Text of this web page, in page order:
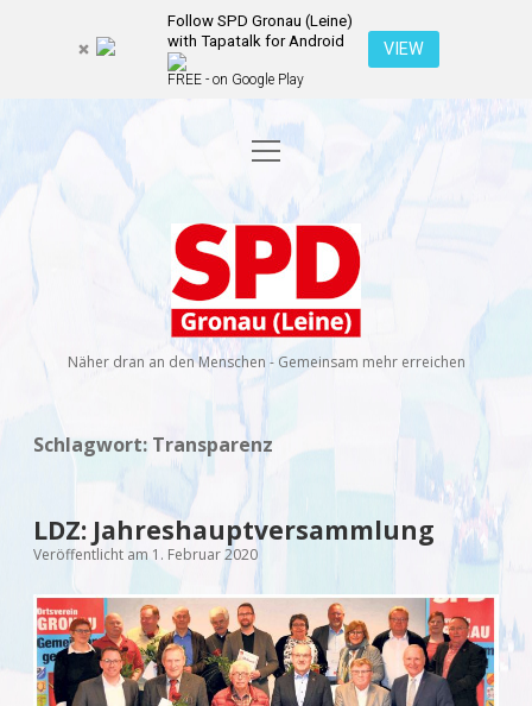
Follow SPD Gronau (Leine)
with Tapatalk for Android
FREE - on Google Play
VIEW
Startseite
Kommunalwahl 2026
Dropdown-
Menü
Kandidierende
Wahlprogramm
Über uns
Dropdown-
Menü
öffnen
Ratsmitglieder
Veranstaltungen
Kontakt
Newsletter
Spenden
facebook
instagram
rss E-
Menü
SPD
Gronau
(Leine)
Näher dran an den Menschen - Gemeinsam mehr erreichen
Schlagwort: Transparenz
LDZ: Jahreshauptversammlung
Veröffentlicht am 1. Februar 2020